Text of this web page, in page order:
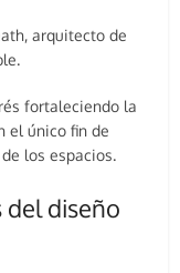
arquitecto de
fortaleciendo la
el único fin de
los espacios.
del diseño